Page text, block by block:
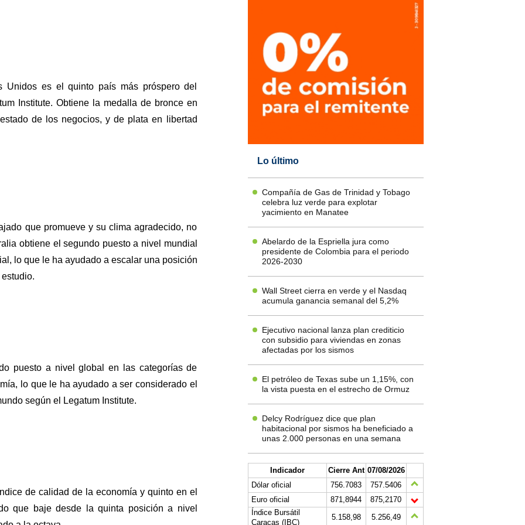
Unidos es el quinto país más próspero del
Institute. Obtiene la medalla de bronce en
de los negocios, y de plata en libertad
que promueve y su clima agradecido, no
obtiene el segundo puesto a nivel mundial
lo que le ha ayudado a escalar una posición
puesto a nivel global en las categorías de
lo que le ha ayudado a ser considerado el
según el Legatum Institute.
de calidad de la economía y quinto en el
que baje desde la quinta posición a nivel
Lo último
Compañía de Gas de Trinidad y Tobago
celebra luz verde para explotar
yacimiento en Manatee
Abelardo de la Espriella jura como
presidente de Colombia para el periodo
2026-2030
Wall Street cierra en verde y el Nasdaq
acumula ganancia semanal del 5,2%
Ejecutivo nacional lanza plan crediticio
con subsidio para viviendas en zonas
afectadas por los sismos
El petróleo de Texas sube un 1,15%, con
la vista puesta en el estrecho de Ormuz
Delcy Rodríguez dice que plan
habitacional por sismos ha beneficiado a
unas 2.000 personas en una semana
Indicador Cierre Ant 07/08/2026
Dólar oficial
756.7083
757.5406
Euro oficial
871,8944
875,2170
Índice Bursátil
Caracas (IBC)
5.158,98 5.256,49